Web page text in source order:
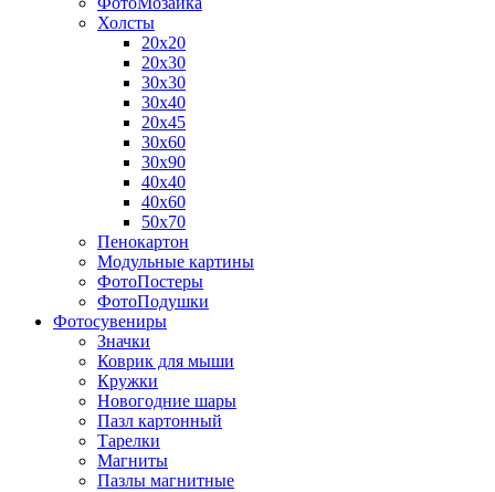
Холсты
20х20
20х30
30х30
30х40
20х45
30х60
30х90
40х40
40х60
50х70
Пенокартон
Модульные картины
ФотоПостеры
ФотоПодушки
Фотоcувениры
Значки
Коврик для мыши
Кружки
Новогодние шары
Пазл картонный
Тарелки
Магниты
Пазлы магнитные